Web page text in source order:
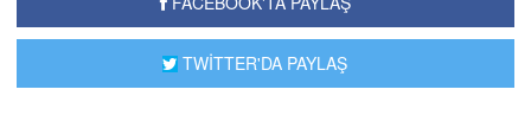
TWİTTER'DA PAYLAŞ